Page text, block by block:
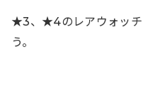
★3、★4のレアウォッチ
う。